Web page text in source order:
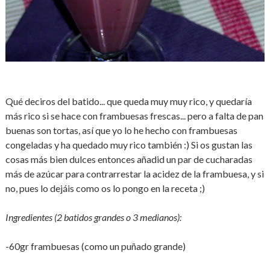
Qué deciros del batido... que queda muy muy rico, y quedaría
más rico si se hace con frambuesas frescas... pero a falta de pan
buenas son tortas, así que yo lo he hecho con frambuesas
congeladas y ha quedado muy rico también :) Si os gustan las
cosas más bien dulces entonces añadid un par de cucharadas
más de azúcar para contrarrestar la acidez de la frambuesa, y si
no, pues lo dejáis como os lo pongo en la receta ;)
Ingredientes (2 batidos grandes o 3 medianos):
-60gr frambuesas (como un puñado grande)